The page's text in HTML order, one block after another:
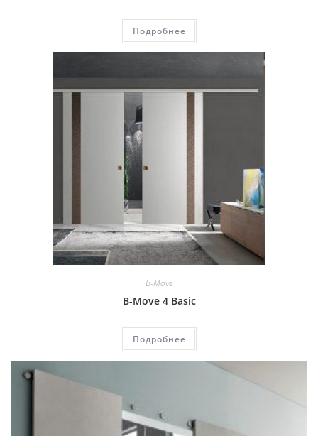
Подробнее
B-Move
B-Move 4 Basic
Подробнее